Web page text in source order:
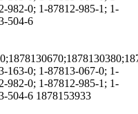
982-0; 1-87812-985-1; 1-
504-6
163-0; 1-87813-067-0; 1-
982-0; 1-87812-985-1; 1-
504-6 1878153933